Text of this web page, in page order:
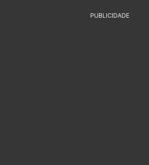
PUBLICIDADE